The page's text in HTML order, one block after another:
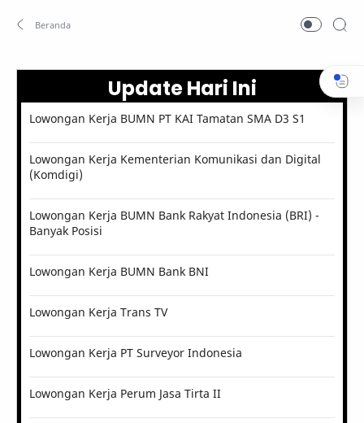
Update Hari Ini
Lowongan Kerja BUMN PT KAI Tamatan SMA D3 S1
Lowongan Kerja Kementerian Komunikasi dan Digital
(Komdigi)
Lowongan Kerja BUMN Bank Rakyat Indonesia (BRI) -
Banyak Posisi
Lowongan Kerja BUMN Bank BNI
Lowongan Kerja Trans TV
Lowongan Kerja PT Surveyor Indonesia
Lowongan Kerja Perum Jasa Tirta II